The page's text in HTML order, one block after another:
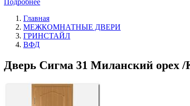
Главная
МЕЖКОМНАТНЫЕ ДВЕРИ
ГРИНСТАЙЛ
ВФД
Дверь Сигма 31 Миланский орех /